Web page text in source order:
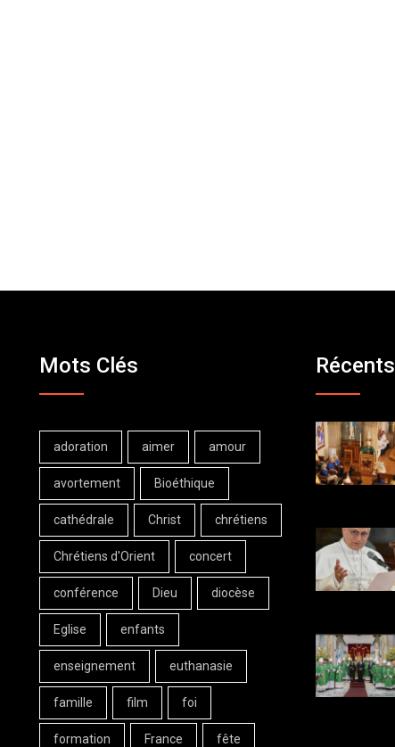
Mots Clés
adoration aimer amour
avortement Bioéthique
cathédrale Christ chrétiens
Chrétiens d'Orient concert
conférence Dieu diocèse
Eglise enfants
enseignement euthanasie
famille film foi
formation France fête
Récents